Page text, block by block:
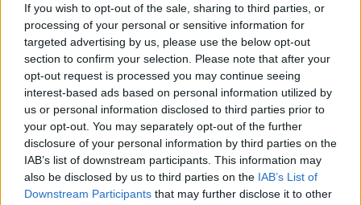
If you wish to opt-out of the sale, sharing to third parties, or
processing of your personal or sensitive information for
targeted advertising by us, please use the below opt-out
section to confirm your selection. Please note that after your
opt-out request is processed you may continue seeing
interest-based ads based on personal information utilized by
us or personal information disclosed to third parties prior to
your opt-out. You may separately opt-out of the further
disclosure of your personal information by third parties on the
IAB’s list of downstream participants. This information may
also be disclosed by us to third parties on the IAB’s List of
Downstream Participants that may further disclose it to other
ΠΟΝΤΟΣ
Κίζαρι Ροδόπης: Οι Κιζαριώτες αντάμωσαν ξανά
στο χωριό των 52 οικογενειών του Πόντου